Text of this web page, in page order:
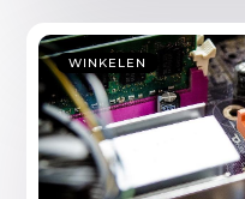
WINKELEN